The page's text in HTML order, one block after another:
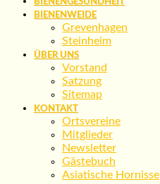
BIENENWEIDE
Grevenhagen
Steinheim
ÜBER UNS
Vorstand
Satzung
Sitemap
KONTAKT
Ortsvereine
Mitglieder
Newsletter
Gästebuch
Asiatische Hornisse